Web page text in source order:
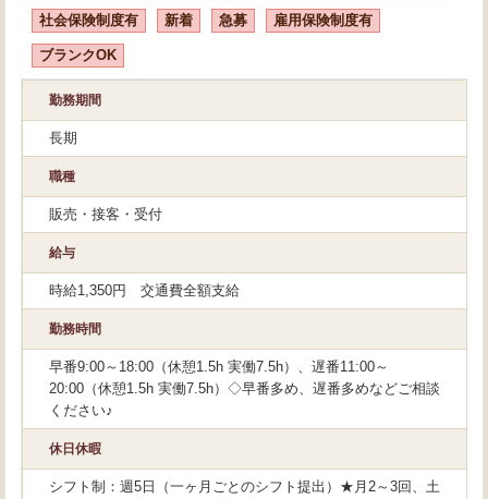
社会保険制度有 新着 急募 雇用保険制度有
ブランクOK
勤務期間
長期
職種
販売・接客・受付
給与
時給1,350円 交通費全額支給
勤務時間
早番9:00～18:00（休憩1.5h 実働7.5h）、遅番11:00～
20:00（休憩1.5h 実働7.5h）◇早番多め、遅番多めなどご相談
ください♪
休日休暇
シフト制：週5日（一ヶ月ごとのシフト提出）★月2～3回、土